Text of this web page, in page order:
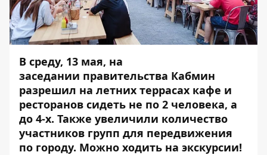
В среду, 13 мая, на
заседании правительства Кабмин
разрешил на летних террасах кафе и
ресторанов сидеть не по 2 человека, а
до 4-х. Также увеличили количество
участников групп для передвижения
по городу. Можно ходить на экскурсии!